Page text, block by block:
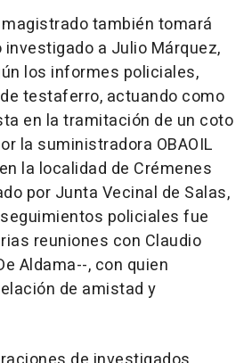
también tomará
a Julio Márquez,
los informes policiales,
testaferro, actuando como
en la tramitación de un coto
la suministradora OBAOIL
la localidad de Crémenes
por Junta Vecinal de Salas,
policiales fue
reuniones con Claudio
Aldama--, con quien
de amistad y